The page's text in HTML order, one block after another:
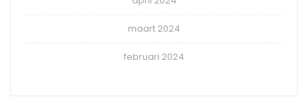
maart 2024
februari 2024